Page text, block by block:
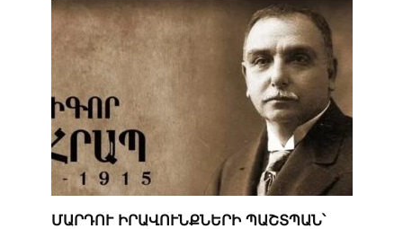
ՄԱՐԴՈՒ ԻՐԱՎՈՒՆՔՆԵՐԻ ՊԱՇՏՊԱՆ՝